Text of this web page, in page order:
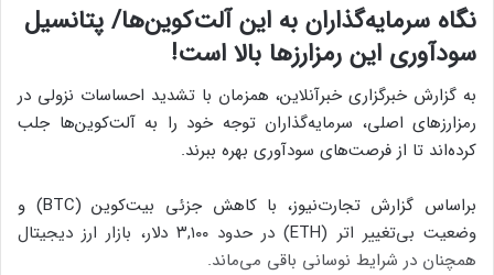
نگاه سرمایه‌گذاران به این آلت‌کوین‌ها/ پتانسیل
سودآوری این رمزارزها بالا است!
به گزارش خبرگزاری خبرآنلاین، همزمان با تشدید احساسات نزولی در
رمزارزهای اصلی، سرمایه‌گذاران توجه خود را به آلت‌کوین‌ها جلب
کرده‌اند تا از فرصت‌های سودآوری بهره ببرند.
براساس گزارش تجارت‌نیوز، با کاهش جزئی بیت‌کوین (BTC) و
وضعیت بی‌تغییر اتر (ETH) در حدود ۳,۱۰۰ دلار، بازار ارز دیجیتال
همچنان در شرایط نوسانی باقی می‌ماند.